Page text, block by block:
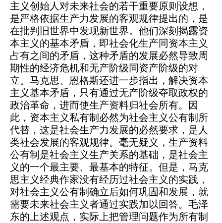
主义创始人对未来社会的若干重要原则设想，
是严格依据生产力发展的客观规律提出的，是
在批判旧世界中发现新世界。他们深刻揭露资
本主义的基本矛盾，即社会化生产同资本主义
占有之间的矛盾，这种矛盾的发展必然导致周
期性的经济危机和无产阶级同资产阶级的对
立。马克思、恩格斯还进一步指出，解决资本
主义基本矛盾，只有通过无产阶级夺取政权的
政治革命，进而使生产资料归社会所有。因
此，资本主义私有制必然为社会主义公有制所
代替，这是社会生产力发展的必然要求，是人
类社会发展的客观规律。毫无疑义，生产资料
公有制是社会主义生产关系的基础，是社会主
义的一个最主要、最基本的特征。但是，马克
思主义经典作家没有经历过社会主义的实践，
对社会主义公有制确立后如何巩固和发展，就
需要未来社会主义者通过实践加以回答。毛泽
东的上述观点，实际上把管理问题作为所有制